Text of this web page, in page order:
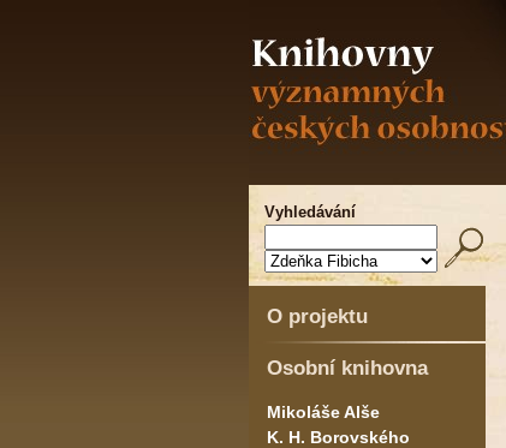
Vyhledávání
O projektu
Osobní knihovna
Mikoláše Alše
K. H. Borovského